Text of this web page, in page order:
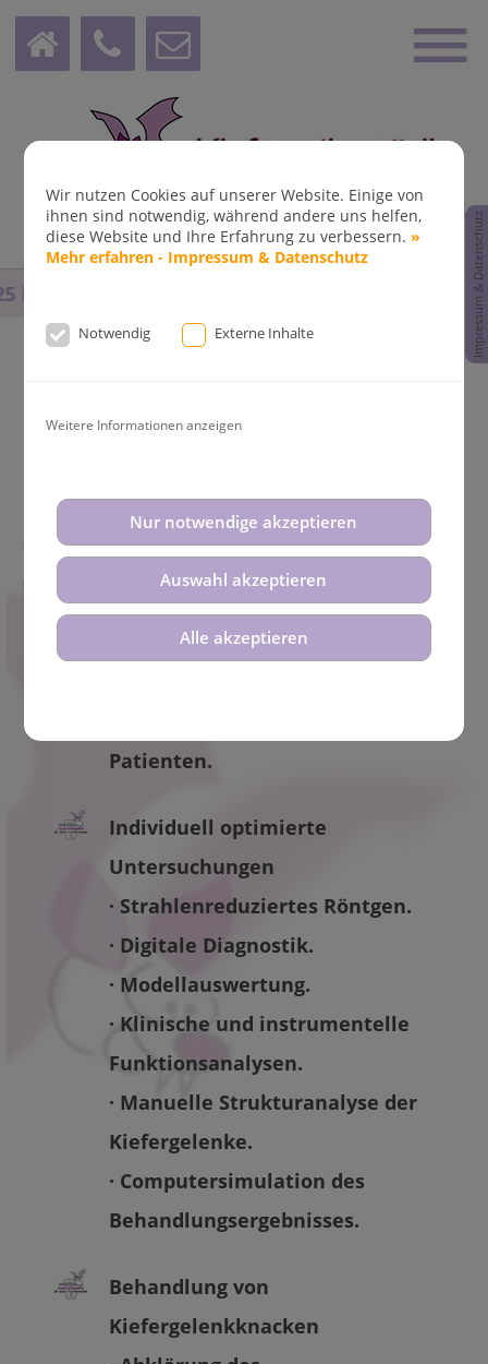
Wir nutzen Cookies auf unserer Website. Einige von
ihnen sind notwendig, während andere uns helfen,
diese Website und Ihre Erfahrung zu verbessern.»
Mehr erfahren - Impressum & Datenschutz
Notwendig Externe Inhalte
Weitere Informationen anzeigen
Nur notwendige akzeptieren
Auswahl akzeptieren
Alle akzeptieren
Impressum & Datenschutz
bis
Gesamtes Leistungsspektrum auf
einen Blick:
Ausführliche Beratungen
Patienten.
Individuell optimierte
Untersuchungen
· Strahlenreduziertes Röntgen.
· Digitale Diagnostik.
· Modellauswertung.
· Klinische und instrumentelle
Funktionsanalysen.
· Manuelle Strukturanalyse der
Kiefergelenke.
· Computersimulation des
Behandlungsergebnisses.
Behandlung von
Kiefergelenkknacken